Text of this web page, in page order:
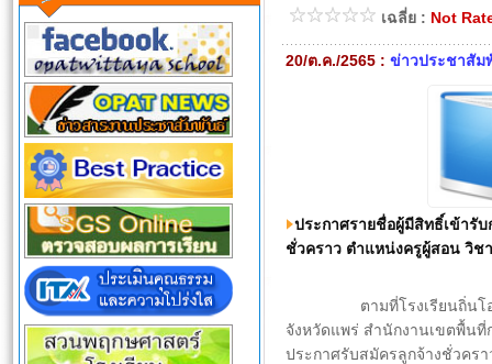
เฉลี่ย : Not
20/ต.ค./2565 : ข่าวประชาสัม
ประกาศรายชื่อผู้มีสิทธิ์เข้ารับ
ชั่วคราว ตำแหน่งครูผู้สอน วิช
ตามที่โรงเรียนถิ่นโอภา
จังหวัดแพร่ สำนักงานเขตพื้น
ประกาศรับสมัครลูกจ้างชั่วครา